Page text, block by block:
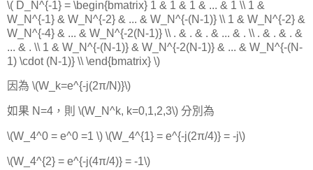
\( D_N^{-1} = \begin{bmatrix} 1 & 1 & 1 & ... & 1 \\ 1 &
W_N^{-1} & W_N^{-2} & ... & W_N^{-(N-1)} \\ 1 & W_N^{-2} &
W_N^{-4} & ... & W_N^{-2(N-1)} \\ . & . & . & ... & . \\ . & . & . &
... & . \\ 1 & W_N^{-(N-1)} & W_N^{-2(N-1)} & ... & W_N^{-(N-
1) \cdot (N-1)} \\ \end{bmatrix} \)
因為 \(W_k=e^{-j(2π/N)}\)
如果 N=4，則 \(W_N^k, k=0,1,2,3\) 分別為
\(W_4^0 = e^0 =1 \) \(W_4^{1} = e^{-j(2π/4)} = -j\)
\(W_4^{2} = e^{-j(4π/4)} = -1\)